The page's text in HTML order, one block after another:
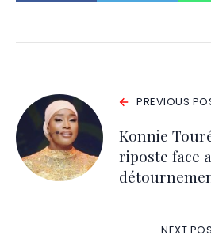
PREVIOUS
Konnie
riposte face
NEXT